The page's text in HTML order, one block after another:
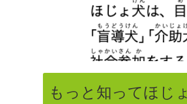
もっと知ってほじ